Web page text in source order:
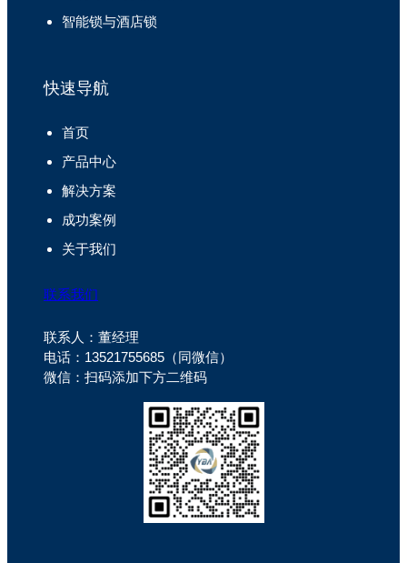
智能锁与酒店锁
快速导航
首页
产品中心
解决方案
成功案例
关于我们
联系我们
联系人：董经理
电话：13521755685（同微信）
微信：扫码添加下方二维码